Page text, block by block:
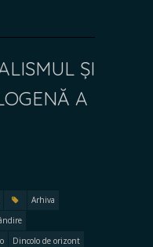
ȘI
A
Arhiva
Dincolo de orizont